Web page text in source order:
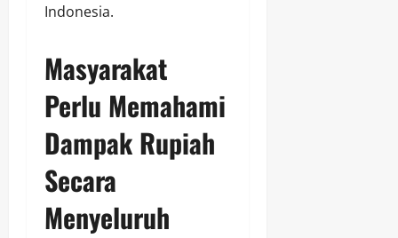
Indonesia.
Masyarakat
Perlu Memahami
Dampak Rupiah
Secara
Menyeluruh